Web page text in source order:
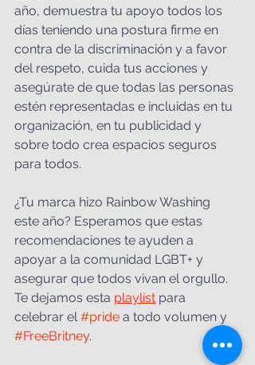
año, demuestra tu apoyo todos los
días teniendo una postura firme en
contra de la discriminación y a favor
del respeto, cuida tus acciones y
asegúrate de que todas las personas
estén representadas e incluidas en tu
organización, en tu publicidad y
sobre todo crea espacios seguros
para todos.
¿Tu marca hizo Rainbow Washing
este año? Esperamos que estas
recomendaciones te ayuden a
apoyar a la comunidad LGBT+ y
asegurar que todos vivan el orgullo.
Te dejamos esta playlist para
celebrar el #pride a todo volumen y
#FreeBritney.